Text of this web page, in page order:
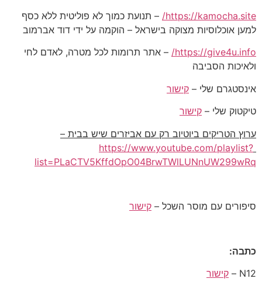
https://kamocha.site/ – תנועת כמוך לא פוליטית ללא כסף
למען אוכלוסיות מצוקה בישראל – הוקמה על ידי דוד אברמוב
https://give4u.info/ – אתר תרומות לכל מטרה, לאדם לחי
ולאיכות הסביבה
אינסטגרם שלי – קישור
טיקטוק שלי – קישור
ערוץ הטריקים ביוטיוב רק עם אביזרים שיש בבית –
https://www.youtube.com/playlist?
list=PLaCTV5KffdOpO04BrwTWlLUNnUW299wRq
סיפורים עם מוסר השכל – קישור
כתבה:
N12 –
קישור